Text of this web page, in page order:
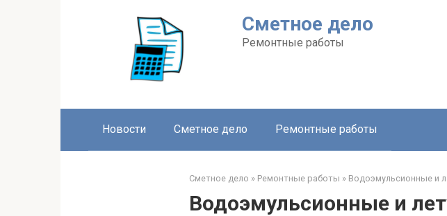
Сметное дело
Ремонтные работы
Новости Сметное дело Ремонтные работы
Сметное дело » Ремонтные работы » Водоэмульсионные и
Водоэмульсионные и